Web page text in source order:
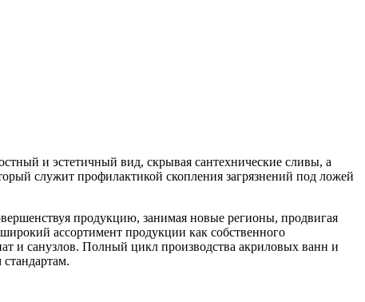
и эстетичный вид, скрывая сантехнические сливы, а
служит профилактикой скопления загрязнений под ложей
продукцию, занимая новые регионы, продвигая
ассортимент продукции как собственного
и санузлов. Полный цикл производства акриловых ванн и